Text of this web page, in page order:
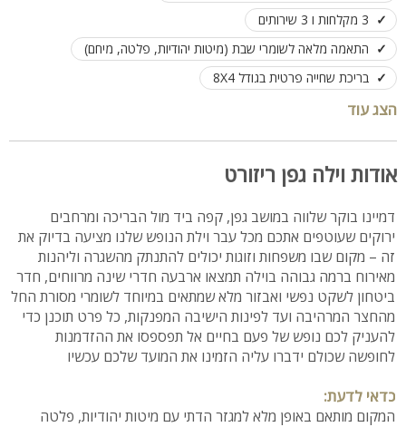
3 מקלחות ו 3 שירותים
התאמה מלאה לשומרי שבת (מיטות יהודיות, פלטה, מיחם)
בריכת שחייה פרטית בגודל 8X4
ג'קוזי ספא חיצוני ענק ל 9 רוחצים
חצר היקפית גדולה עם מדשאות וריהוט גן
קיימת אופציה לשכור קראוון הגרר בעלות נוספת
הצג עוד
אודות וילה גפן ריזורט
דמיינו בוקר שלווה במושב גפן, קפה ביד מול הבריכה ומרחבים
ירוקים שעוטפים אתכם מכל עבר וילת הנופש שלנו מציעה בדיוק את
זה – מקום שבו משפחות וזוגות יכולים להתנתק מהשגרה וליהנות
מאירוח ברמה גבוהה בוילה תמצאו ארבעה חדרי שינה מרווחים, חדר
ביטחון לשקט נפשי ואבזור מלא שמתאים במיוחד לשומרי מסורת החל
מהחצר המרהיבה ועד לפינות הישיבה המפנקות, כל פרט תוכנן כדי
להעניק לכם נופש של פעם בחיים אל תפספסו את ההזדמנות
לחופשה שכולם ידברו עליה הזמינו את המועד שלכם עכשיו
כדאי לדעת:
המקום מותאם באופן מלא למגזר הדתי עם מיטות יהודיות, פלטה